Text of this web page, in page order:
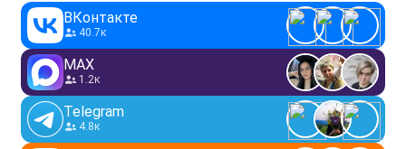
ВКонтакте
40.7к
MAX
1.2к
Telegram
4.8к